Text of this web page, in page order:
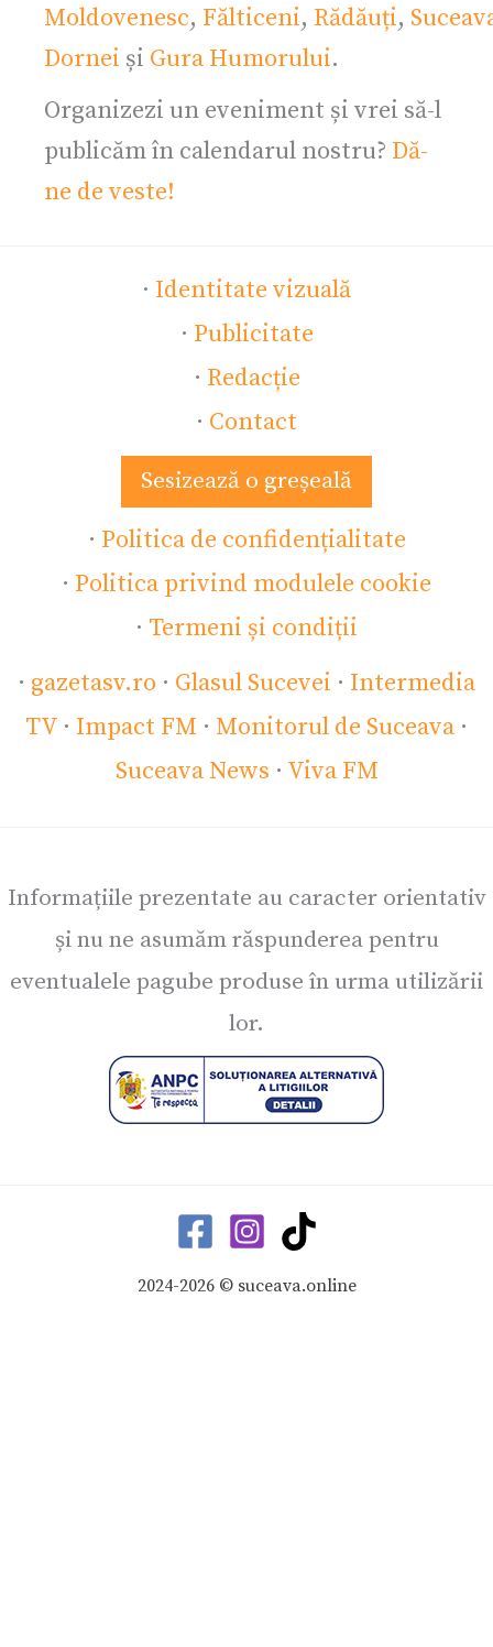
Moldovenesc, Fălticeni, Rădăuți,
Dornei și Gura Humorului.
Organizezi un eveniment și vrei să-l
publicăm în calendarul nostru? Dă-
ne de veste!
· Identitate vizuală
· Publicitate
· Redacție
· Contact
Sesizează o greșeală
· Politica de confidențialitate
· Politica privind modulele cookie
· Termeni și condiții
· gazetasv.ro · Glasul Sucevei · Intermedia
TV · Impact FM · Monitorul de Suceava ·
Suceava News · Viva FM
Informațiile prezentate au caracter orientativ
și nu ne asumăm răspunderea pentru
eventualele pagube produse în urma utilizării
lor.
2024-2026 © suceava.online